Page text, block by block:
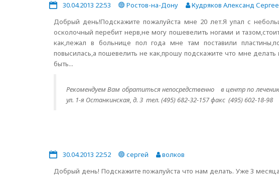
30.04.2013 22:53 Ростов-на-Дону
Кудряков Александ
Добрый день!Подскажите пожалуйста мне 20 лет.Я упал с
осколочный перебит нерв,не могу пошевелить ногами и
как,лежал в больнице пол года мне там поставили
повысилась,а пошевелить не как,прошу подскажите что мне
быть...
Рекомендуем Вам обратиться непосредственно в центр по
ул. 1-я Останкинская, д. 3 тел. (495) 682-32-157 факс (495) 602-18-98
30.04.2013 22:52 сергей
волков
Добрый день! Подскажите пожалуйста что нам делать. Уже 3